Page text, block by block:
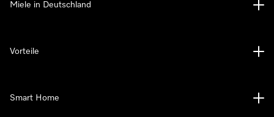
Miele in Deutschland
Vorteile
Smart Home